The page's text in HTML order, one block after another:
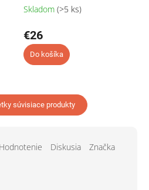
Kids-C Plus - 60 ml
Skladom (>5 ks)
€26
Do košíka
súvisiace produkty
Hodnotenie Diskusia Značka